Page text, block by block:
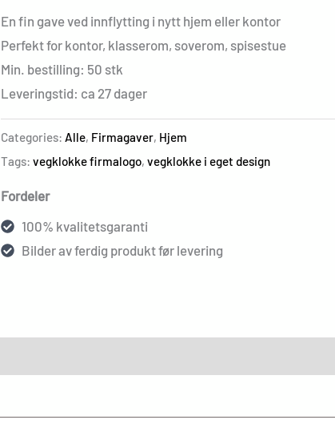
En fin gave ved innflytting i nytt hjem eller kontor
Perfekt for kontor, klasserom, soverom, spisestue
Min. bestilling: 50 stk
Leveringstid: ca 27 dager
Categories: Alle, Firmagaver, Hjem
Tags: vegklokke firmalogo, vegklokke i eget design
Fordeler
100% kvalitetsgaranti
Bilder av ferdig produkt før levering